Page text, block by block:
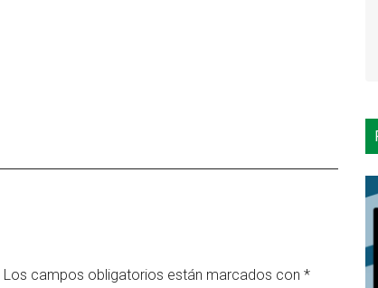
Los campos obligatorios están marcados con *